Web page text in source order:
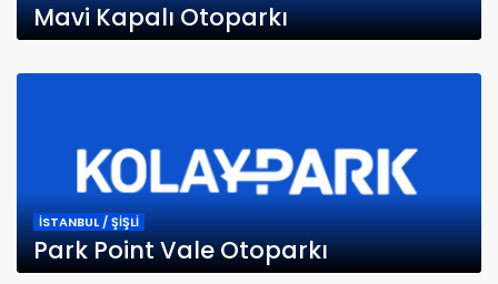
Mavi Kapalı Otoparkı
İSTANBUL / ŞİŞLİ
Park Point Vale Otoparkı